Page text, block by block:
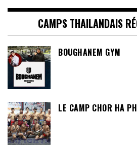
CAMPS THAILANDAIS
BOUGHANEM GYM
LE CAMP CHOR HA